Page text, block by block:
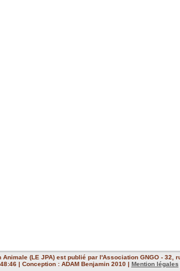
(LE JPA) est publié par l'Association GNGO - 32,
| Conception : ADAM Benjamin 2010 | Mention légales